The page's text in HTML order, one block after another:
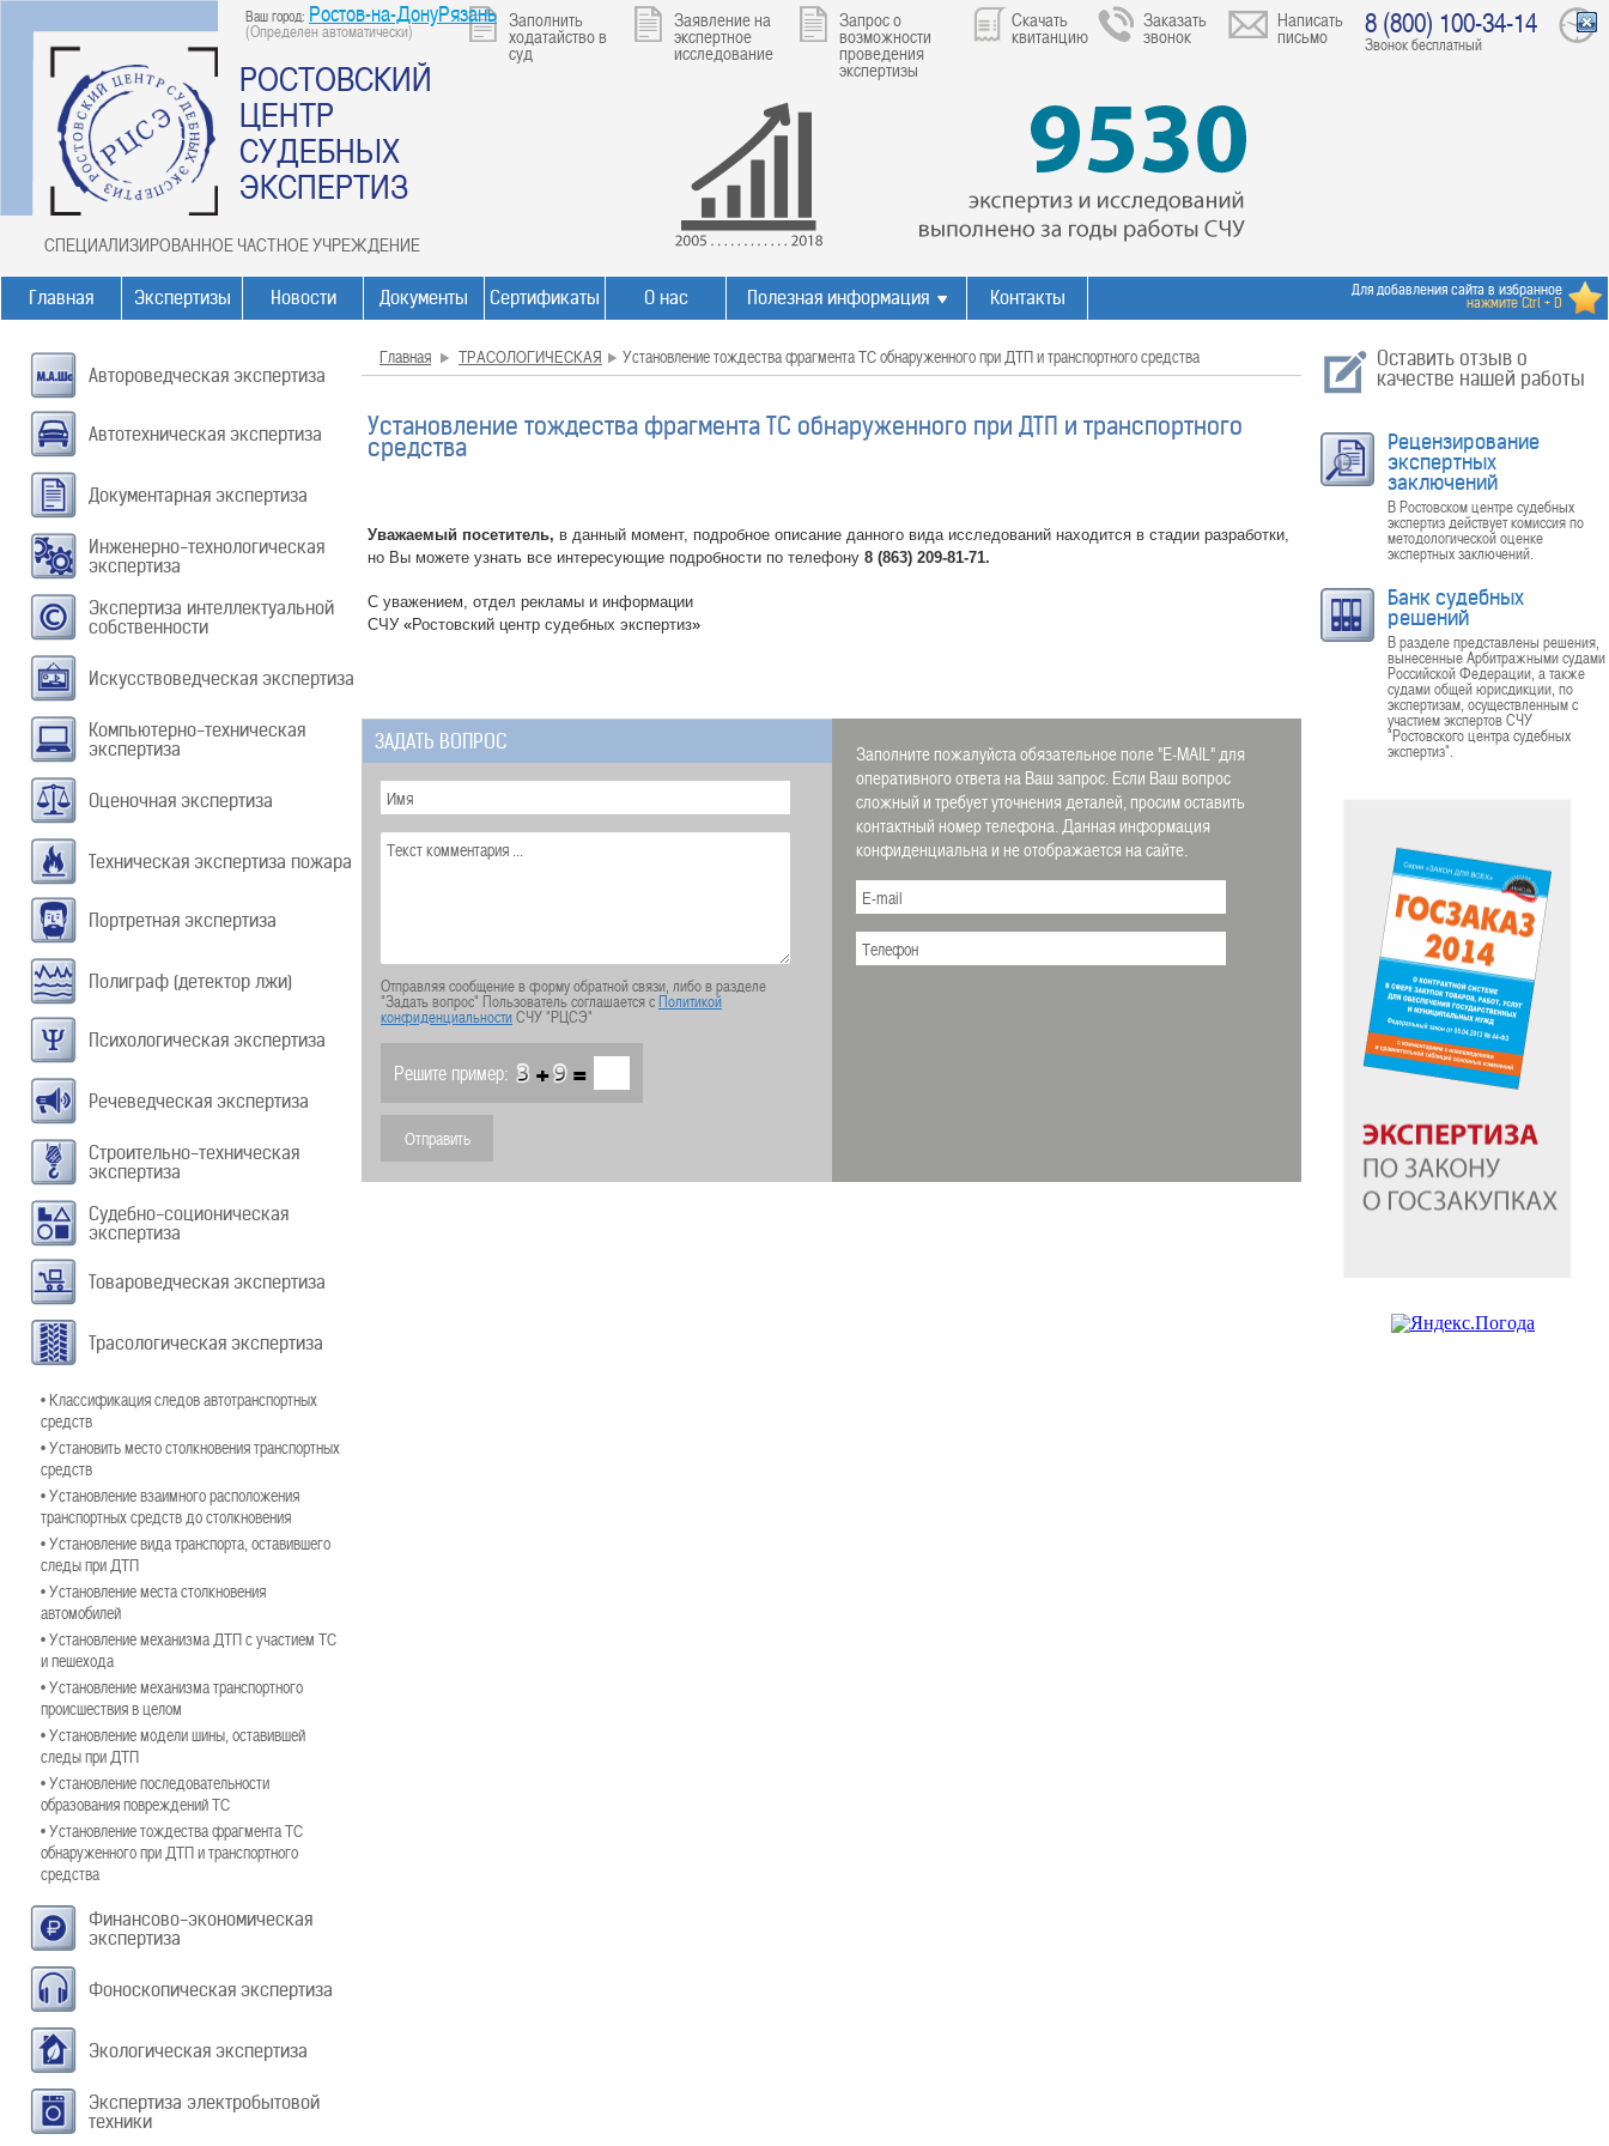
Ваш город: Ростов-на-ДонуРязань
(Определен автоматически)
РОСТОВСКИЙ
ЦЕНТР
СУДЕБНЫХ
ЭКСПЕРТИЗ
СПЕЦИАЛИЗИРОВАННОЕ ЧАСТНОЕ УЧРЕЖДЕНИЕ
Заполнить
ходатайство в
суд
Заявление на
экспертное
исследование
Запрос о
возможности
проведения
экспертизы
Скачать
квитанцию
Заказать
звонок
Написать
письмо 8 (800) 100-34-14
Звонок бесплатный
Главная Экспертизы Новости Документы Сертификаты О нас Полезная информация Контакты Для добавления сайта в избранное
нажмите Ctrl + D
Автороведческая экспертиза
Автотехническая экспертиза
Документарная экспертиза
Инженерно-технологическая
экспертиза
Экспертиза интеллектуальной
собственности
Искусствоведческая экспертиза
Компьютерно-техническая
экспертиза
Оценочная экспертиза
Техническая экспертиза пожара
Портретная экспертиза
Полиграф (детектор лжи)
Психологическая экспертиза
Речеведческая экспертиза
Строительно-техническая
экспертиза
Судебно-соционическая
экспертиза
Товароведческая экспертиза
Трасологическая экспертиза
• Классификация следов автотранспортных
средств
• Установить место столкновения транспортных
средств
• Установление взаимного расположения
транспортных средств до столкновения
• Установление вида транспорта, оставившего
следы при ДТП
• Установление места столкновения
автомобилей
• Установление механизма ДТП с участием ТС
и пешехода
• Установление механизма транспортного
происшествия в целом
• Установление модели шины, оставившей
следы при ДТП
• Установление последовательности
образования повреждений ТС
• Установление тождества фрагмента ТС
обнаруженного при ДТП и транспортного
средства
Финансово-экономическая
экспертиза
Фоноскопическая экспертиза
Экологическая экспертиза
Экспертиза электробытовой
техники
Главная ТРАСОЛОГИЧЕСКАЯ Установление тождества фрагмента ТС обнаруженного при ДТП и транспортного средства
Установление тождества фрагмента ТС обнаруженного при ДТП и транспортного
средства
Уважаемый посетитель, в данный момент, подробное описание данного вида исследований находится в стадии разработки,
но Вы можете узнать все интересующие подробности по телефону 8 (863) 209-81-71.
С уважением, отдел рекламы и информации
СЧУ «Ростовский центр судебных экспертиз»
ЗАДАТЬ ВОПРОС
Отправляя сообщение в форму обратной связи, либо в разделе
"Задать вопрос" Пользователь соглашается сПолитикой
конфиденциальностиСЧУ "РЦСЭ"
Решите пример: + =
Заполните пожалуйста обязательное поле "E-MAIL" для
оперативного ответа на Ваш запрос. Если Ваш вопрос
сложный и требует уточнения деталей, просим оставить
контактный номер телефона. Данная информация
конфиденциальна и не отображается на сайте.
Оставить отзыв о
качестве нашей работы
Рецензирование
экспертных
заключений
В Ростовском центре судебных
экспертиз действует комиссия по
методологической оценке
экспертных заключений.
Банк судебных
решений
В разделе представлены решения,
вынесенные Арбитражными судами
Российской Федерации, а также
судами общей юрисдикции, по
экспертизам, осуществленным с
участием экспертов СЧУ
"Ростовского центра судебных
экспертиз".